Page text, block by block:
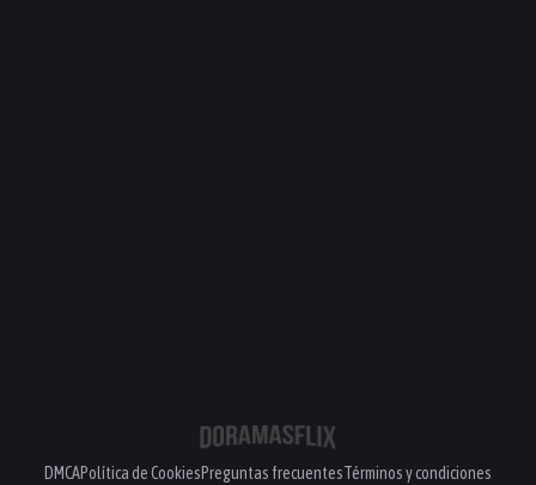
DMCAPolítica de CookiesPreguntas frecuentesTérminos y condiciones